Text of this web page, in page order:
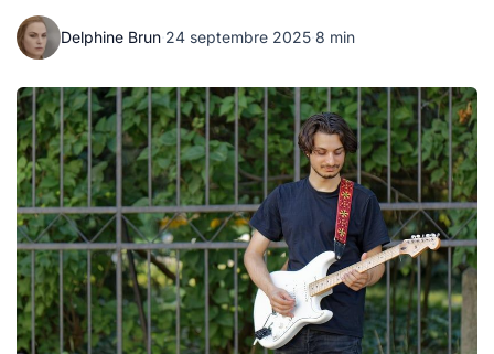
Delphine Brun·24 septembre 2025·8 min